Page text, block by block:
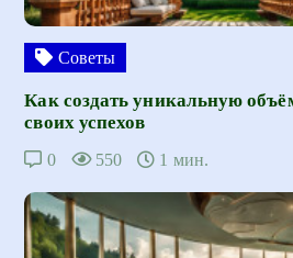
Советы
Как создать уникальную
своих успехов
0 550 1 мин.